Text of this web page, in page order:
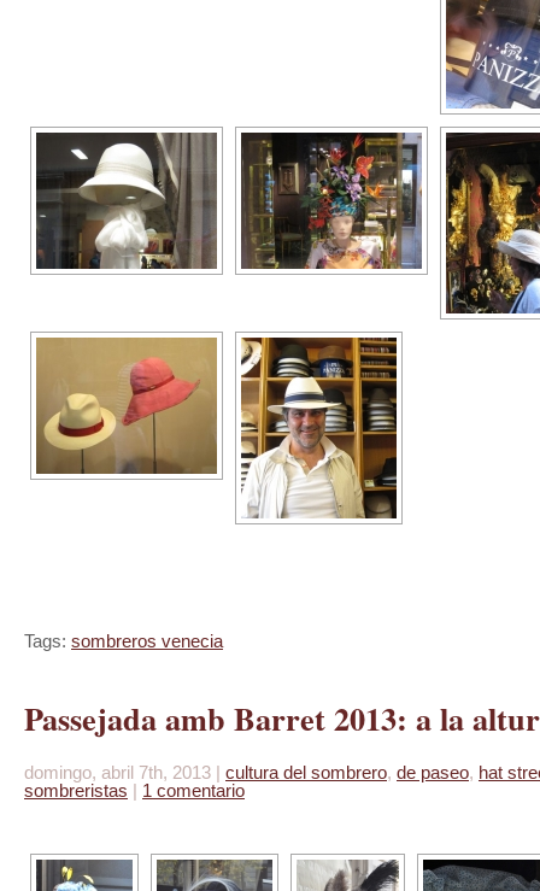
Tags: sombreros venecia
Passejada amb Barret 2013: a la
domingo, abril 7th, 2013 | cultura del sombrero, de paseo, hat
sombreristas | 1 comentario